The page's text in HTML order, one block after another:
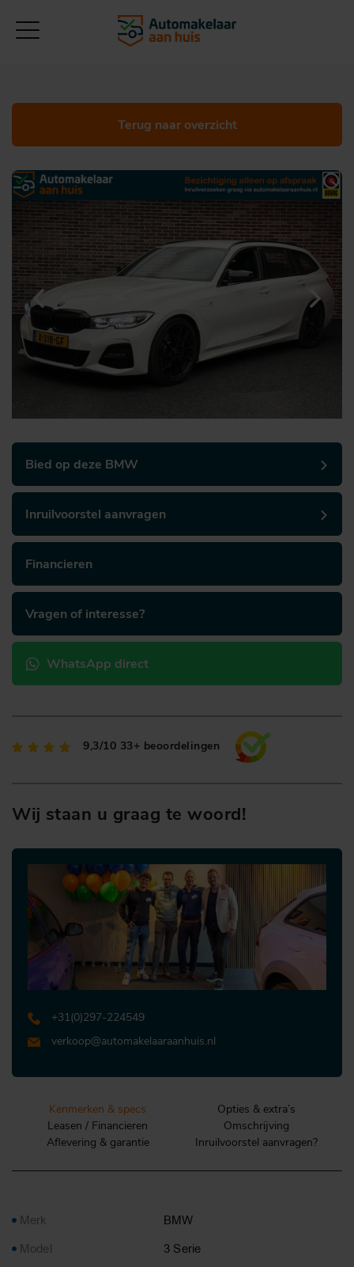
Terug naar overzicht
Bied op deze BMW
Inruilvoorstel aanvragen
Financieren
Vragen of interesse?
WhatsApp direct
9,3/10 33+ beoordelingen
Wij staan u graag te woord!
+31 (0)297-224549
verkoop@automakelaaraanhuis.nl
Kenmerken & specs
Opties & extra’s
Leasen / Financieren
Omschrijving
Aflevering & garantie
Inruilvoorstel aanvragen?
Merk
BMW
Model
3 Serie